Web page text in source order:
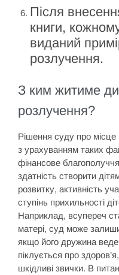
Після
книги,
виданий
розлучення.
З ким житиме
розлучення?
Рішення суду про
з урахуванням таких
фінансове
здатність створити
розвитку, активність
ступінь прихильності
Наприклад, всупереч
матері, суд може
якщо його дружина
піклується про
шкідливі звички. В